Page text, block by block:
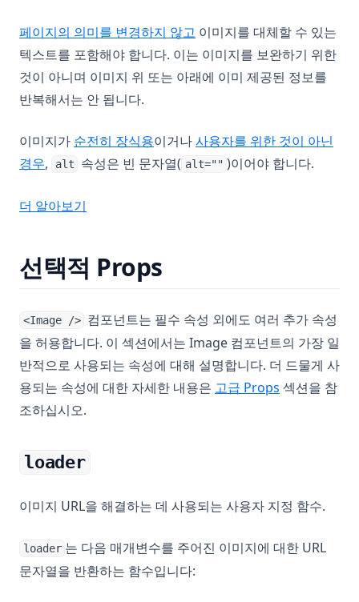
페이지의 의미를 변경하지 않고 (opens in a new tab)
이미지를 대체할 수 있는
텍스트를 포함해야 합니다. 이는 이미지를 보완하기 위한
것이 아니며 이미지 위 또는 아래에 이미 제공된 정보를
반복해서는 안 됩니다.
이미지가 순전히 장식용(opens in a new tab)
이거나사용자를 위한 것이 아닌
경우(opens in a new tab)
, alt 속성은 빈 문자열( alt="" )이어야 합니다.
더 알아보기
선택적 Props
<Image /> 컴포넌트는 필수 속성 외에도 여러 추가 속성
을 허용합니다. 이 섹션에서는 Image 컴포넌트의 가장 일
반적으로 사용되는 속성에 대해 설명합니다. 더 드물게 사
용되는 속성에 대한 자세한 내용은 고급 Props 섹션을 참
조하십시오.
loader
이미지 URL을 해결하는 데 사용되는 사용자 지정 함수.
loader 는 다음 매개변수를 주어진 이미지에 대한 URL
문자열을 반환하는 함수입니다: